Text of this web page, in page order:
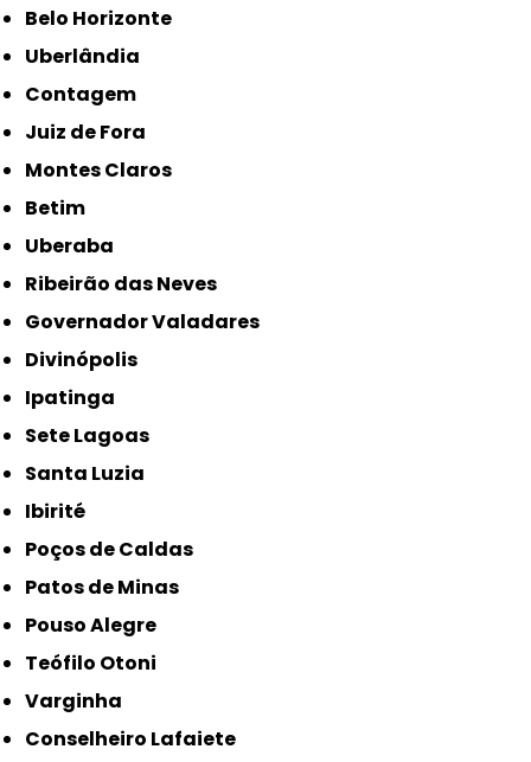
Belo Horizonte
Uberlândia
Contagem
Juiz de Fora
Montes Claros
Betim
Uberaba
Ribeirão das Neves
Governador Valadares
Divinópolis
Ipatinga
Sete Lagoas
Santa Luzia
Ibirité
Poços de Caldas
Patos de Minas
Pouso Alegre
Teófilo Otoni
Varginha
Conselheiro Lafaiete